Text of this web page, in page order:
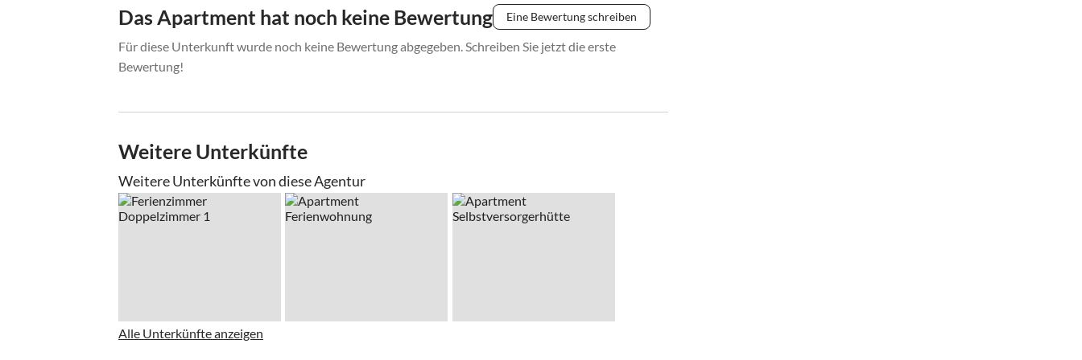
Regionalbus "Bad Ischl" nach Fuschl am See)
Das Apartment hat noch keine Bewertung Eine Bewertung schreiben
Für diese Unterkunft wurde noch keine Bewertung abgegeben. Schreiben Sie jetzt die erste
Bewertung!
Weitere Unterkünfte
Weitere Unterkünfte von diese Agentur
Alle Unterkünfte anzeigen